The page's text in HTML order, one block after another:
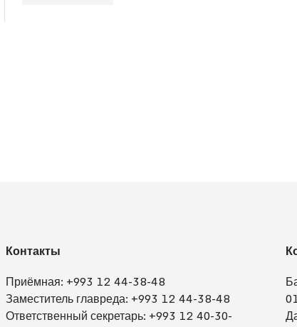
Контакты
Приёмная: +993 12 44-38-48
Заместитель главреда: +993 12 44-38-48
Ответственный секретарь: +993 12 40-30-